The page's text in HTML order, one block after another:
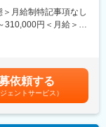
合、転勤可能性はあ
希望に応じて配置し
インです。
ています。フレック
等の制度が充実し、
。チームで連携をと
月給制特記事項なし
310,000円＜月給＞
表記です。
依頼する
ジェントサービス）